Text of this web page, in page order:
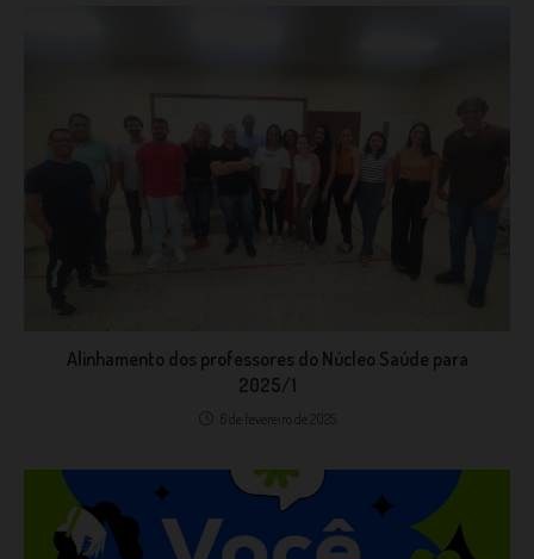
Alinhamento dos professores do Núcleo Saúde para
2025/1
6 de fevereiro de 2025